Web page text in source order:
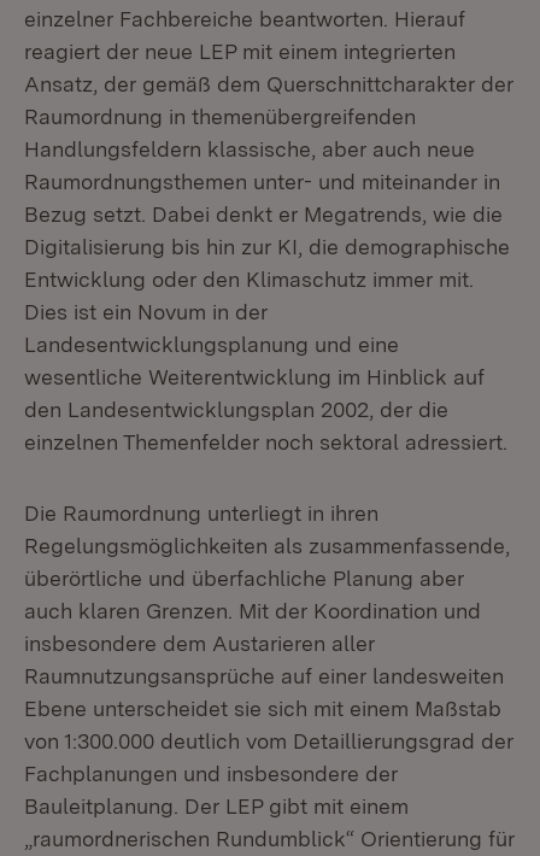
einzelner Fachbereiche beantworten. Hierauf
reagiert der neue LEP mit einem integrierten
Ansatz, der gemäß dem Querschnittcharakter der
Raumordnung in themenübergreifenden
Handlungsfeldern klassische, aber auch neue
Raumordnungsthemen unter- und miteinander in
Bezug setzt. Dabei denkt er Megatrends, wie die
Digitalisierung bis hin zur KI, die demographische
Entwicklung oder den Klimaschutz immer mit.
Dies ist ein Novum in der
Landesentwicklungsplanung und eine
wesentliche Weiterentwicklung im Hinblick auf
den Landesentwicklungsplan 2002, der die
einzelnen Themenfelder noch sektoral adressiert.
Die Raumordnung unterliegt in ihren
Regelungsmöglichkeiten als zusammenfassende,
überörtliche und überfachliche Planung aber
auch klaren Grenzen. Mit der Koordination und
insbesondere dem Austarieren aller
Raumnutzungsansprüche auf einer landesweiten
Ebene unterscheidet sie sich mit einem Maßstab
von 1:300.000 deutlich vom Detaillierungsgrad der
Fachplanungen und insbesondere der
Bauleitplanung. Der LEP gibt mit einem
„raumordnerischen Rundumblick“ Orientierung für